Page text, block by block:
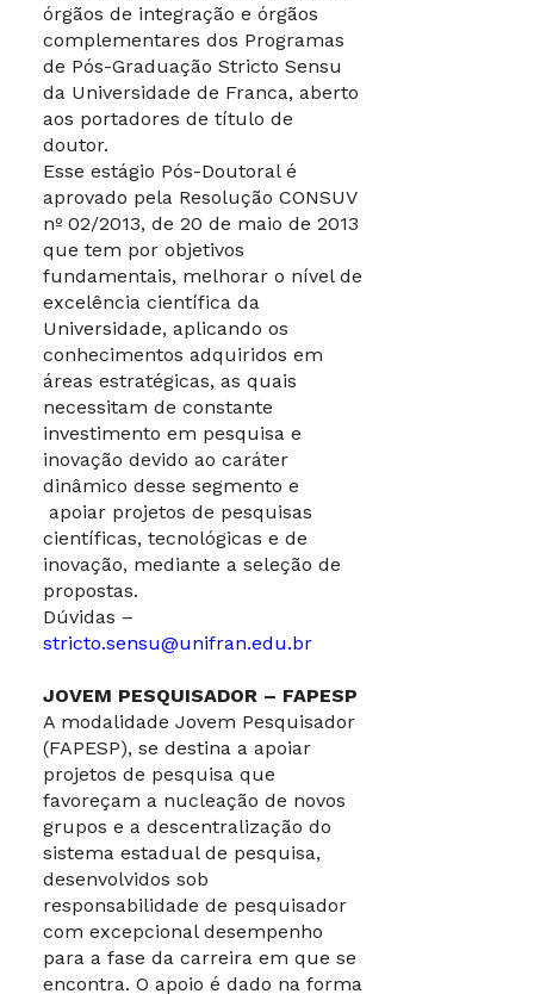
órgãos de integração e órgãos
complementares dos Programas
de Pós-Graduação Stricto Sensu
da Universidade de Franca, aberto
aos portadores de título de
doutor.
Esse estágio Pós-Doutoral é
aprovado pela Resolução CONSUV
nº 02/2013, de 20 de maio de 2013
que tem por objetivos
fundamentais, melhorar o nível de
excelência científica da
Universidade, aplicando os
conhecimentos adquiridos em
áreas estratégicas, as quais
necessitam de constante
investimento em pesquisa e
inovação devido ao caráter
dinâmico desse segmento e
apoiar projetos de pesquisas
científicas, tecnológicas e de
inovação, mediante a seleção de
propostas.
Dúvidas –
stricto.sensu@unifran.edu.br
JOVEM PESQUISADOR – FAPESP
A modalidade Jovem Pesquisador
(FAPESP), se destina a apoiar
projetos de pesquisa que
favoreçam a nucleação de novos
grupos e a descentralização do
sistema estadual de pesquisa,
desenvolvidos sob
responsabilidade de pesquisador
com excepcional desempenho
para a fase da carreira em que se
encontra. O apoio é dado na forma